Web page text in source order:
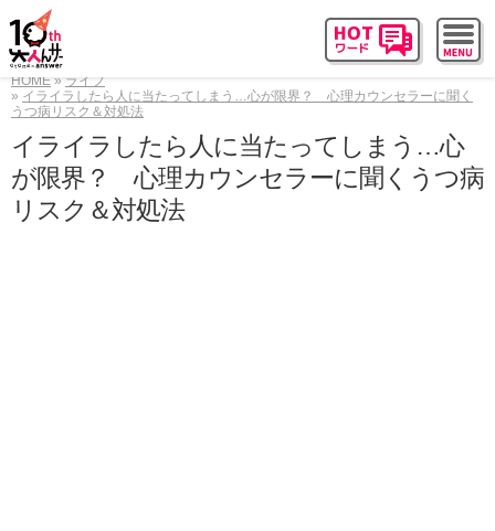
HOME
ライフ
イライラしたら人に当たってしまう…心が限界？ 心理カウンセラーに聞く
うつ病リスク＆対処法
イライラしたら人に当たってしまう…心
が限界？ 心理カウンセラーに聞くうつ病
リスク＆対処法